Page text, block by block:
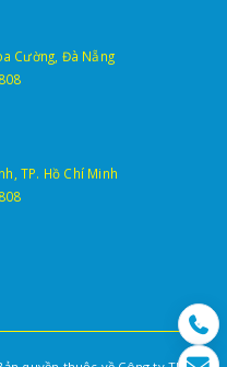
Cường, Đà Nẵng
TP. Hồ Chí Minh